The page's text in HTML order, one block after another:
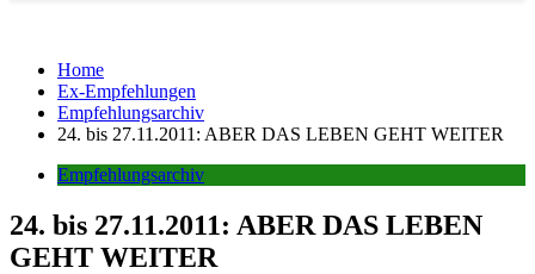
Home
Ex-Empfehlungen
Empfehlungsarchiv
24. bis 27.11.2011: ABER DAS LEBEN GEHT WEITER
Empfehlungsarchiv
24. bis 27.11.2011: ABER DAS LEBEN
GEHT WEITER